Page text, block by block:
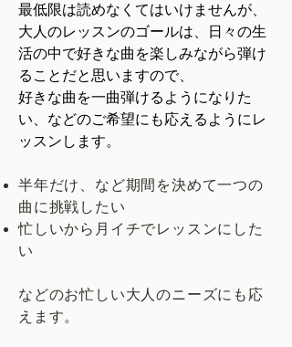
最低限は読めなくてはいけませんが、
大人のレッスンのゴールは、日々の生
活の中で好きな曲を楽しみながら弾け
ることだと思いますので、
好きな曲を一曲弾けるようになりた
い、などのご希望にも応えるようにレ
ッスンします。
半年だけ、など期間を決めて一つの
曲に挑戦したい
忙しいから月イチでレッスンにした
い
などのお忙しい大人のニーズにも応
えます。